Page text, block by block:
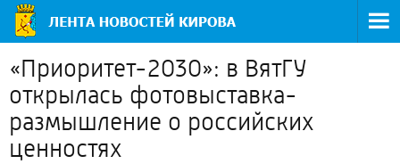
«Приоритет-2030»: в ВятГУ
открылась фотовыставка-
размышление о российских
ценностях